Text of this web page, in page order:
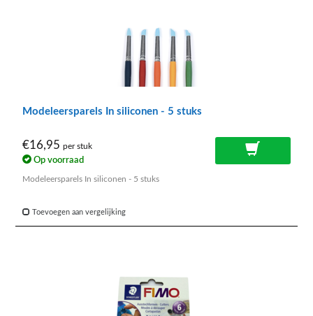
Modeleersparels In siliconen - 5 stuks
€16,95 per stuk
Op voorraad
Modeleersparels In siliconen - 5 stuks
Toevoegen aan vergelijking